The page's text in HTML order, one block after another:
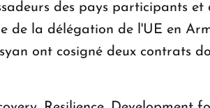
des pays participants et
de la délégation de l'UE en
ont cosigné deux contrats